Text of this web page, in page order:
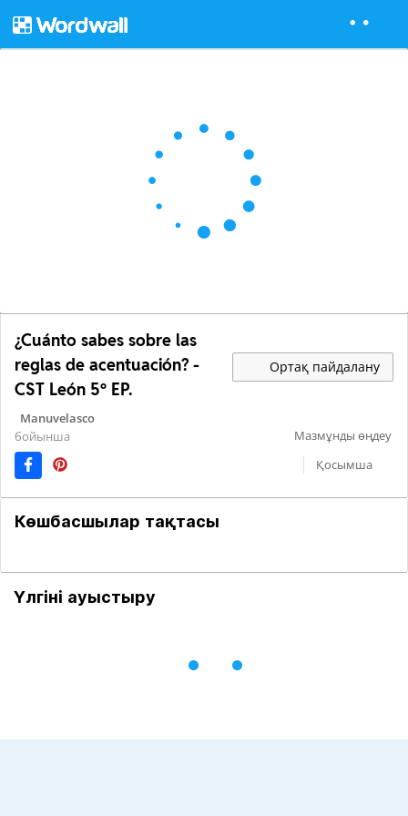
¿Cuánto sabes sobre las
reglas de acentuación? -
CST León 5º EP.
Ортақ пайдалану
Manuvelasco
бойынша
Мазмұнды өңдеу
Қосымша
Көшбасшылар тақтасы
Үлгіні ауыстыру